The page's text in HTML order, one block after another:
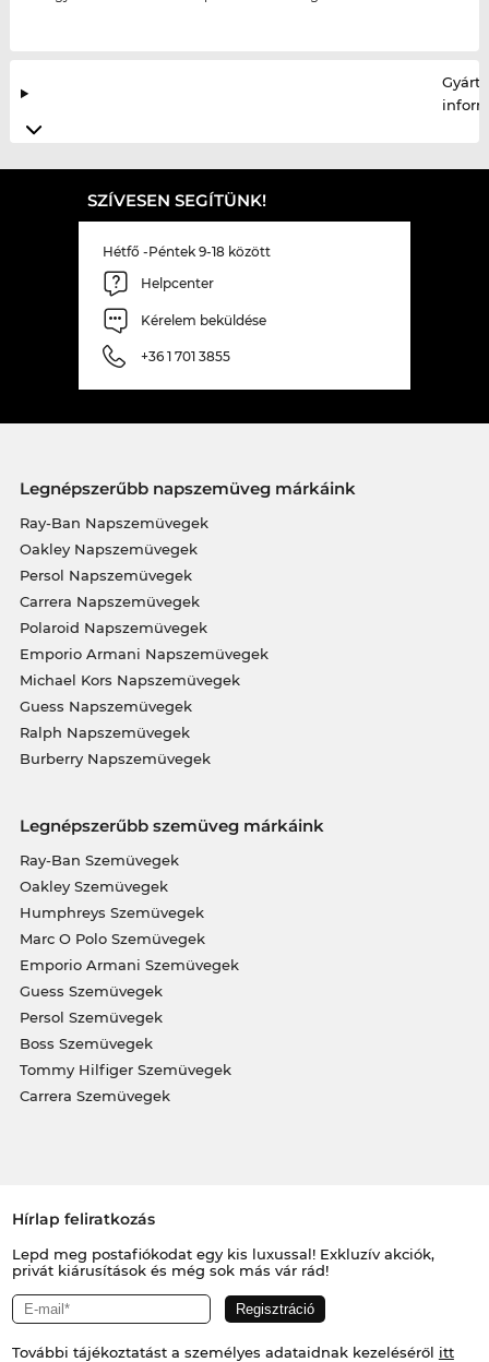
SZÍVESEN SEGÍTÜNK!
Hétfő -Péntek 9-18 között
Helpcenter
Kérelem beküldése
+36 1 701 3855
Legnépszerűbb napszemüveg márkáink
Ray-Ban Napszemüvegek
Oakley Napszemüvegek
Persol Napszemüvegek
Carrera Napszemüvegek
Polaroid Napszemüvegek
Emporio Armani Napszemüvegek
Michael Kors Napszemüvegek
Guess Napszemüvegek
Ralph Napszemüvegek
Burberry Napszemüvegek
Legnépszerűbb szemüveg márkáink
Ray-Ban Szemüvegek
Oakley Szemüvegek
Humphreys Szemüvegek
Marc O Polo Szemüvegek
Emporio Armani Szemüvegek
Guess Szemüvegek
Persol Szemüvegek
Boss Szemüvegek
Tommy Hilfiger Szemüvegek
Carrera Szemüvegek
Hírlap feliratkozás
Lepd meg postafiókodat egy kis luxussal! Exkluzív akciók,
privát kiárusítások és még sok más vár rád!
További tájékoztatást a személyes adataidnak kezeléséről itt